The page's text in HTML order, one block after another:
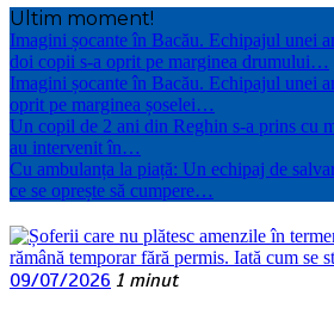
Ultim moment!
Imagini șocante în Bacău. Echipajul unei
doi copii s-a oprit pe marginea drumului…
Imagini șocante în Bacău. Echipajul unei
oprit pe marginea șoselei…
Un copil de 2 ani din Reghin s-a prins cu
au intervenit în…
Cu ambulanța la piață: Un echipaj de
ce se oprește să cumpere…
09/07/2026 1 minut